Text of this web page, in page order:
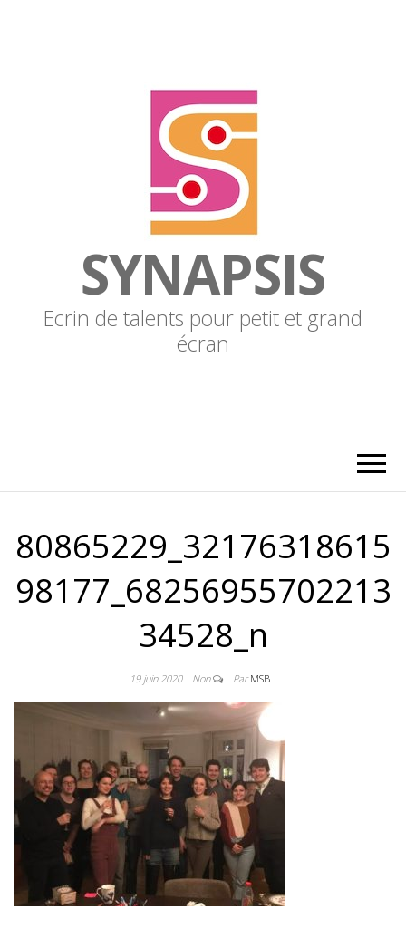
SYNAPSIS
Ecrin de talents pour petit et grand
écran
80865229_32176318615
98177_68256955702213
34528_n
19 juin 2020 Non ParMSB